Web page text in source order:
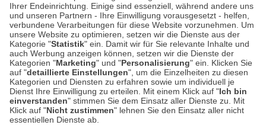
Ihrer Endeinrichtung. Einige sind essenziell, während andere uns
und unseren Partnern - Ihre Einwilligung vorausgesetzt - helfen,
verbundene Verarbeitungen für diese Website vorzunehmen. Um
unsere Website zu optimieren, setzen wir die Dienste aus der
Kategorie "Statistik" ein. Damit wir für Sie relevante Inhalte und
auch Werbung anzeigen können, setzen wir die Dienste der
Kategorien "Marketing" und "Personalisierung" ein. Klicken Sie
auf "detaillierte Einstellungen", um die Einzelheiten zu diesen
Kategorien und Diensten zu erfahren sowie um individuell je
Dienst Ihre Einwilligung zu erteilen. Mit einem Klick auf "Ich bin
einverstanden" stimmen Sie dem Einsatz aller Dienste zu. Mit
Klick auf "Nicht zustimmen" lehnen Sie den Einsatz aller nicht
essentiellen Dienste ab.
Unser Geschäft in Meckenheim
Auf dem Steinbüchel 6
53340 Meckenheim
Montag bis Samstag 9:00 Uhr bis 18:00 Uhr
weitere Information